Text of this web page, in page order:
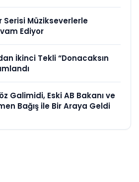
Serisi Müzikseverlerle
Ediyor
İkinci Tekli “Donacaksın
Galimidi, Eski AB Bakanı ve
Bağış ile Bir Araya Geldi